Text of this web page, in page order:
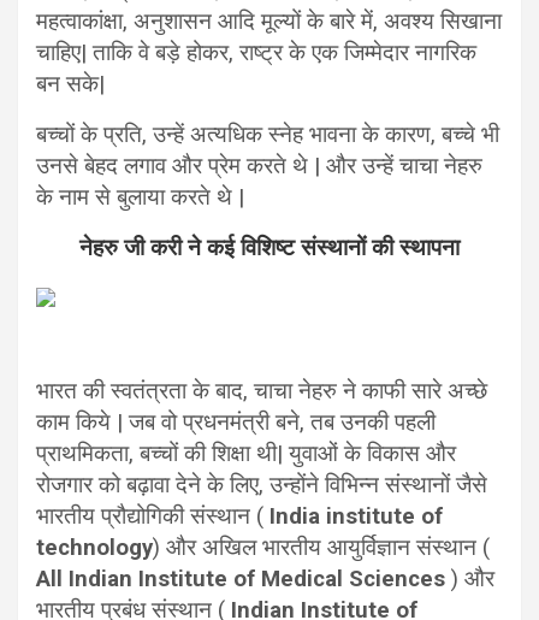
महत्वाकांक्षा, अनुशासन आदि मूल्यों के बारे में, अवश्य सिखाना
चाहिए| ताकि वे बड़े होकर, राष्ट्र के एक जिम्मेदार नागरिक
बन सके|
बच्चों के प्रति, उन्हें अत्यधिक स्नेह भावना के कारण, बच्चे भी
उनसे बेहद लगाव और प्रेम करते थे | और उन्हें चाचा नेहरु
के नाम से बुलाया करते थे |
नेहरु जी करी ने कई विशिष्ट संस्थानों की स्थापना
भारत की स्वतंत्रता के बाद, चाचा नेहरु ने काफी सारे अच्छे
काम किये | जब वो प्रधनमंत्री बने, तब उनकी पहली
प्राथमिकता, बच्चों की शिक्षा थी| युवाओं के विकास और
रोजगार को बढ़ावा देने के लिए, उन्होंने विभिन्न संस्थानों जैसे
भारतीय प्रौद्योगिकी संस्थान ( India institute of
technology) और अखिल भारतीय आयुर्विज्ञान संस्थान (
All Indian Institute of Medical Sciences ) और
भारतीय प्रबंध संस्थान ( Indian Institute of